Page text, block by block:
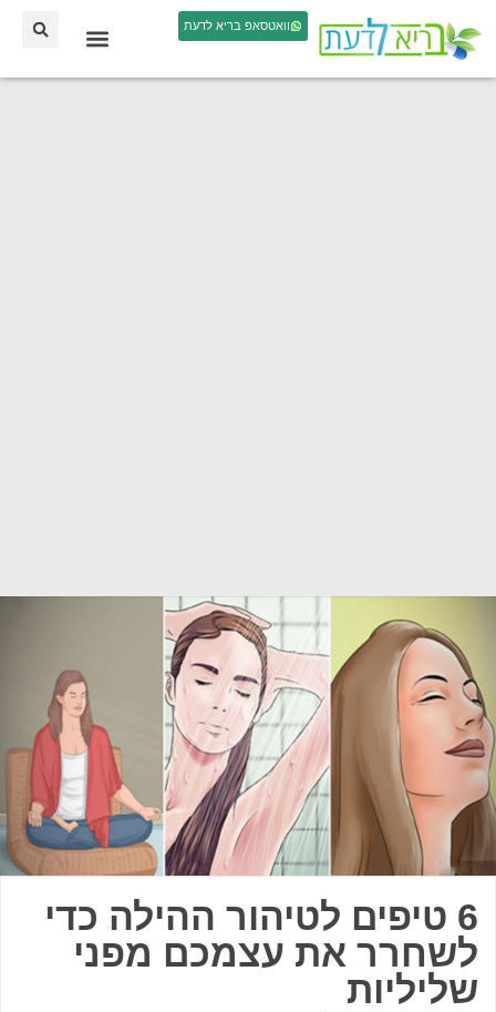
וואטסאפ בריא לדעת
6 טיפים לטיהור ההילה כדי
לשחרר את עצמכם מפני
שליליות